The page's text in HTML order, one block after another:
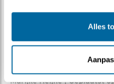
Alles
M heeft de
Marijke Heijne | Geplaatst